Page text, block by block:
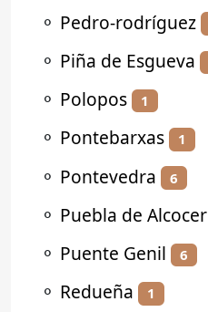
⚬ Pedro-rodríguez
⚬ Piña de Esgueva
⚬ Polopos 1
⚬ Pontebarxas 1
⚬ Pontevedra 6
⚬ Puebla de Alcocer
⚬ Puente Genil 6
⚬ Redueña 1